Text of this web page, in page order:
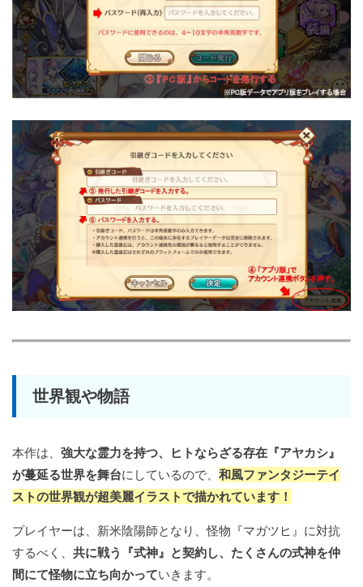
世界観や物語
本作は、 強大な霊力を持つ、ヒトならざる存在『アヤカシ』
が蔓延る世界を舞台にしているので、 和風ファンタジーテイ
ストの世界観が超美麗イラストで描かれています！
プレイヤーは、新米陰陽師となり、怪物『マガツヒ』に対抗
するべく、 共に戦う『式神』と契約し、たくさんの式神を仲
間にて怪物に立ち向かっていきます。